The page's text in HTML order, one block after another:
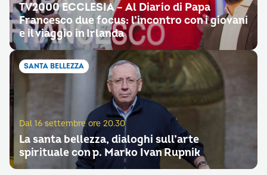
TV2000 ECCLESIA – Al Diario di Papa
Francesco due focus: l’incontro con i giovani
e il viaggio in Irlanda
SANTA BELLEZZA
Dal 16 settembre ore 20.30
La santa bellezza, dialoghi sull’arte
spirituale con p. Marko Ivan Rupnik